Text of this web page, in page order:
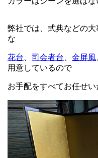
弊社では、式典などの
な
花台 司会者台 金屏風
用意しているので
お手配をすべてお任せい